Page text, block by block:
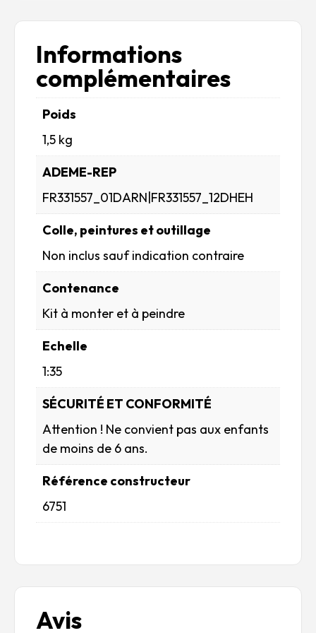
Informations
complémentaires
Poids
1,5 kg
ADEME-REP
FR331557_01DARN|FR331557_12DHEH
Colle, peintures et outillage
Non inclus sauf indication contraire
Contenance
Kit à monter et à peindre
Echelle
1:35
SÉCURITÉ ET CONFORMITÉ
Attention ! Ne convient pas aux enfants
de moins de 6 ans.
Référence constructeur
6751
Avis